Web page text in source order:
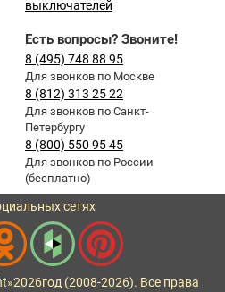
выключателей
Есть вопросы? Звоните!
8 (495) 748 88 95
Для звонков по Москве
8 (812) 313 25 22
Для звонков по Санкт-
Петербургу
8 (800) 550 95 45
Для звонков по России
(бесплатно)
сетях
2026год (2008-2026). Все права